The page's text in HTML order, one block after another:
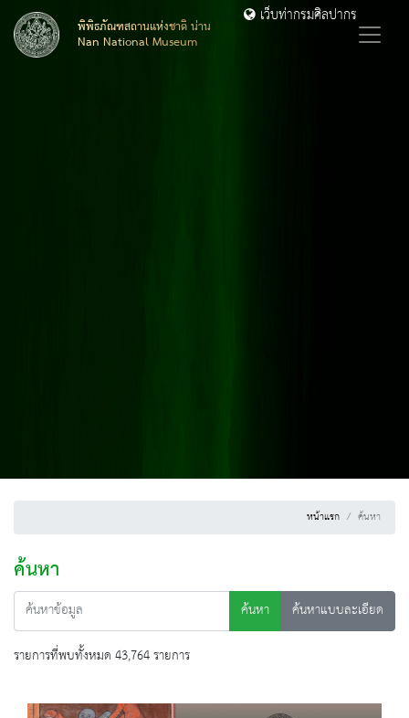
พิพิธภัณฑสถานแห่งชาติ น่าน
Nan National Museum
เว็บท่ากรมศิลปากร
หน้าแรก ค้นหา
ค้นหา
ค้นหา
ค้นหาแบบละเอียด
รายการที่พบทั้งหมด 43,764 รายการ